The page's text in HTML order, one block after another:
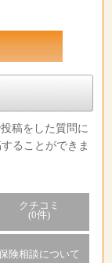
稿をした質問に
ることができま
クチコミ
(0件)
険相談について